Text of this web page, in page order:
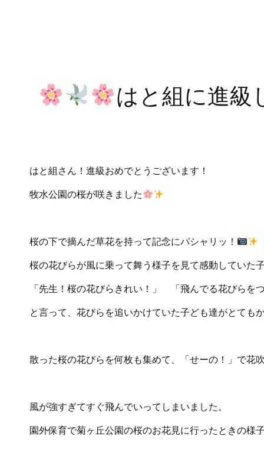
はと組に進級
はと組さん！進級おめでとうございます！
牧水公園の桜が咲きました
桜の下で摘んだ草花を持って記念にパシャリッ！
桜の花びらが風に乗って舞う様子を見て感動していた
「先生！桜の花びらきれい！」 「飛んでる花びらを
と言って、花びらを追いかけていた子ども達がとても
散った桜の花びらを何枚も集めて、「せーの！」で花
風が強すぎてすぐ飛んでいってしまいました。
園外保育で菊ヶ丘公園の桜のお花見に行ったときの様